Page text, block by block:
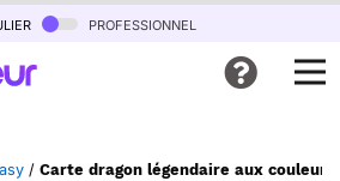
professionnel
/ Carte dragon légendaire aux